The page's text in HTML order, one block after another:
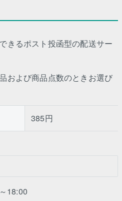
きるポスト投函型の配送サー
および商品点数のときお選び
385円
18:00